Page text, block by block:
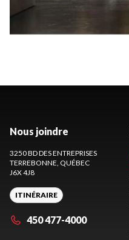
Nous joindre
3250 BD DES ENTREPRISES
TERREBONNE , QUÉBEC
J6X 4J8
ITINÉRAIRE
450 477-4000